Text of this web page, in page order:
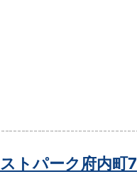
ストパーク府内町7